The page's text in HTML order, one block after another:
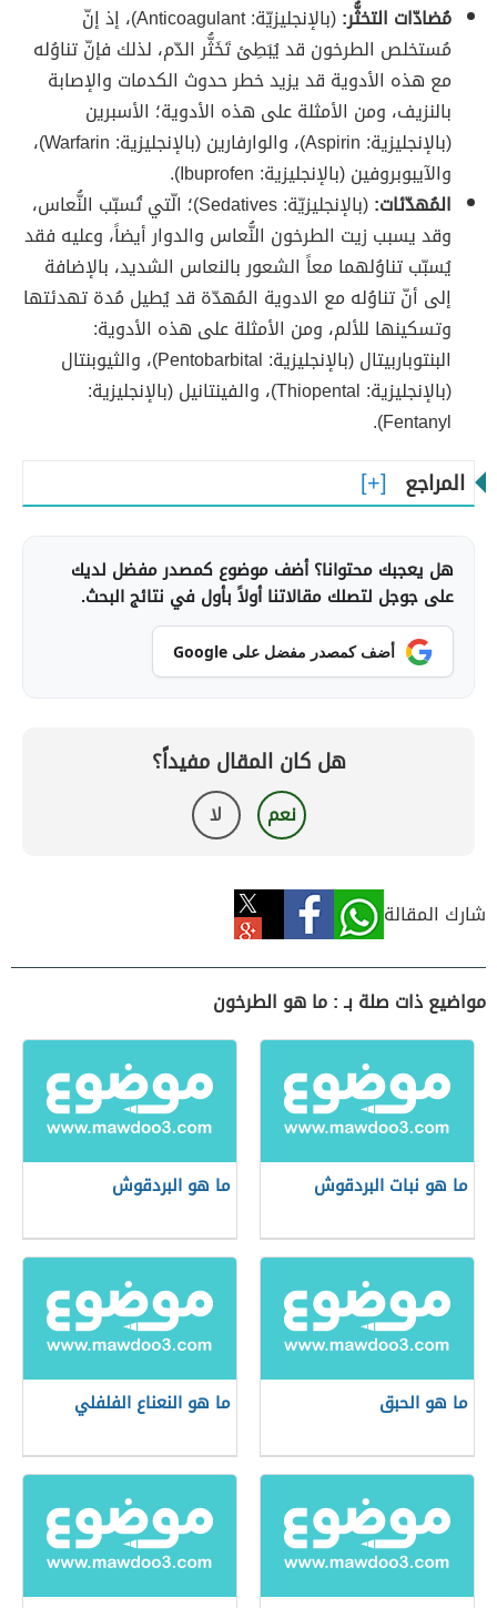
مُضادّات التخثُّر:
(بالإنجليزيّة: Anticoagulant)، إذ إنّ
مُستخلص الطرخون قد يُبَطِئ تَخَثُّر الدّم، لذلك فإنّ تناوُله
مع هذه الأدوية قد يزيد خطر حدوث الكدمات والإصابة
بالنزيف، ومن الأمثلة على هذه الأدوية؛ الأسبرين
(بالإنجليزية: Aspirin)، والوارفارين (بالإنجليزية: Warfarin)‏،
والآيبوبروفين (بالإنجليزية: Ibuprofen).
المُهدّئات:
(بالإنجليزيّة: Sedatives)؛ الّتي تُسبّب النُّعاس،
وقد يسبب زيت الطرخون النُّعاس والدوار أيضاً، وعليه فقد
يُسبّب تناوُلهما معاً الشعور بالنعاس الشديد، بالإضافة
إلى أنّ تناوُله مع الادوية المُهدّة قد يُطيل مُدة تهدئتها
وتسكينها للألم، ومن الأمثلة على هذه الأدوية:
البنتوباربيتال (بالإنجليزية: Pentobarbital)، والثيوبنتال
(بالإنجليزية: Thiopental)، والفينتانيل (بالإنجليزية:
Fentanyl).
المراجع
هل يعجبك محتوانا؟ أضف موضوع كمصدر مفضل لديك
على جوجل لتصلك مقالاتنا أولاً بأول في نتائج البحث.
أضف كمصدر مفضل على Google
هل كان المقال مفيداً؟
نعم لا
شارك المقالة
مواضيع ذات صلة بـ : ما هو الطرخون
ما هو نبات البردقوش ما هو البردقوش
ما هو الحبق ما هو النعناع الفلفلي